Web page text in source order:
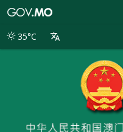
别
35°C